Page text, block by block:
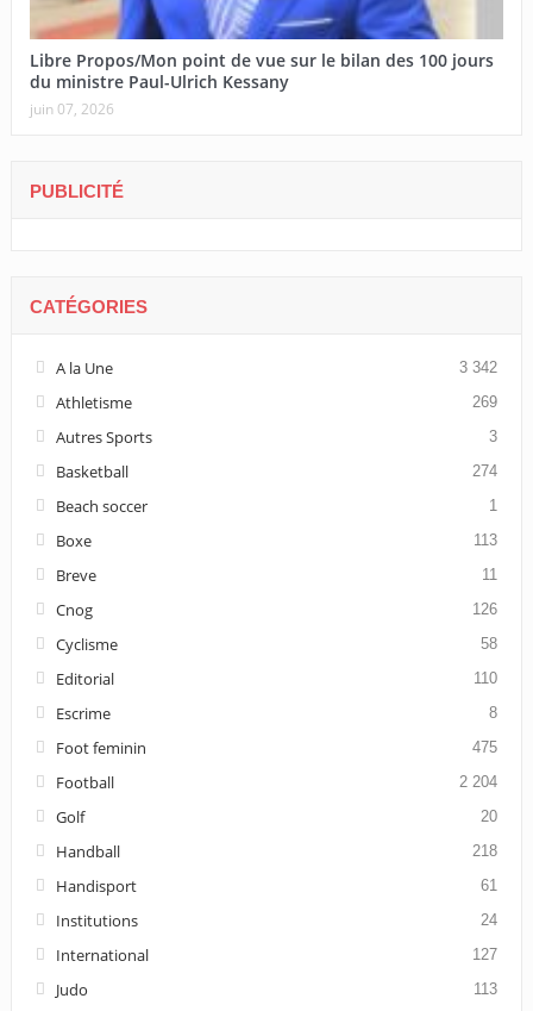
Libre Propos/Mon point de vue sur le bilan des 100 jours
du ministre Paul-Ulrich Kessany
juin 07, 2026
PUBLICITÉ
CATÉGORIES
A la Une 3 342
Athletisme 269
Autres Sports 3
Basketball 274
Beach soccer 1
Boxe 113
Breve 11
Cnog 126
Cyclisme 58
Editorial 110
Escrime 8
Foot feminin 475
Football 2 204
Golf 20
Handball 218
Handisport 61
Institutions 24
International 127
Judo 113